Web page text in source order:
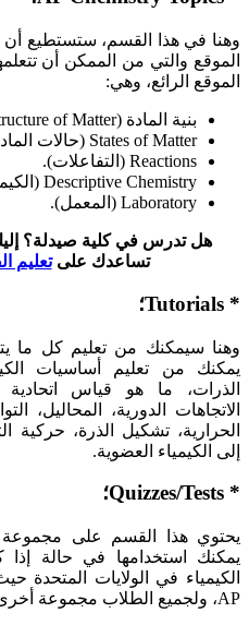
وهنا في هذا القسم، ستستطيع أن
الموقع والتي من الممكن أن
الموقع الرائع، وهي:
بنية المادة (Structure of Matter).
States of Matter (حالات المادة).
Reactions (التفاعلات).
Descriptive Chemistry (الكيمياء الوصفية).
Laboratory (المعمل).
هل تدرس في كلية صيدلة؟
تساعدك علىتعليم
* Tutorials؛
وهنا سيمكنك من تعليم كل ما
يمكنك من تعليم أساسيات
الذرات، ما هو قياس اتحادية
الاتجاهات الدورية، المحاليل،
الحرارية، تشكيل الذرة، حركية
إلى الكيمياء العضوية.
* Quizzes/Tests؛
يحتوي هذا القسم على مجموعة
يمكنك استخدامها في حالة
الكيمياء في الولايات
AP، ولجميع الطلاب مجموعة أخرى وهي مثل: